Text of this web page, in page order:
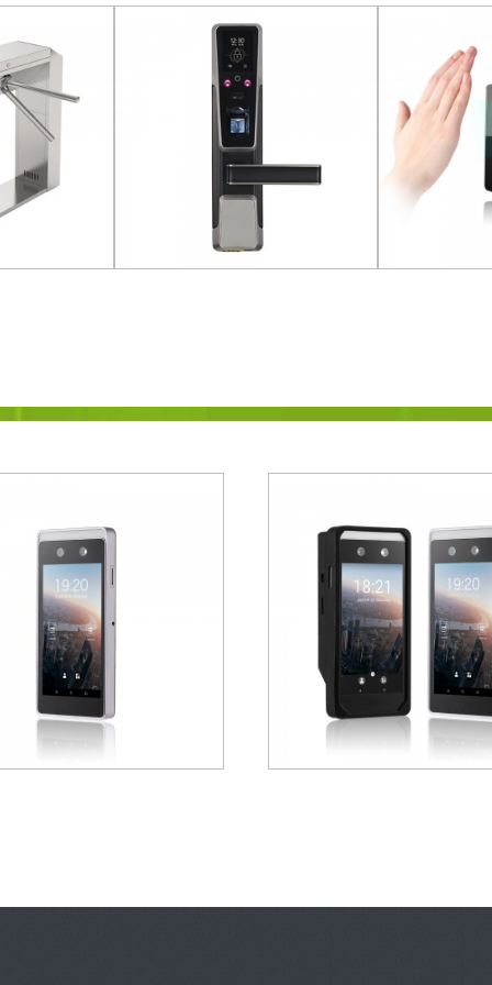
නොබැඳෙන
Biometric Fingerprint සහ Face
ඇඟිලි සලකුණු